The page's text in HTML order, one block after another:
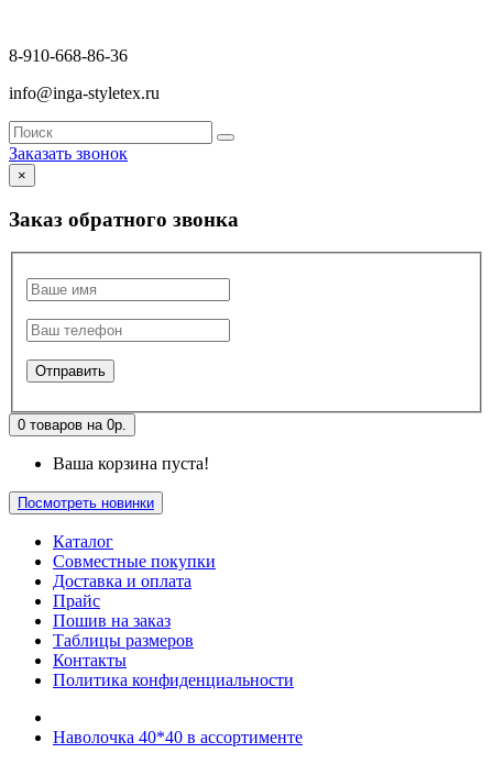
8-910-668-86-36
info@inga-styletex.ru
Заказать звонок
×
Заказ обратного звонка
0 товаров на 0р.
Ваша корзина пуста!
Посмотреть новинки
Каталог
Совместные покупки
Доставка и оплата
Прайс
Пошив на заказ
Таблицы размеров
Контакты
Политика конфиденциальности
Наволочка 40*40 в ассортименте